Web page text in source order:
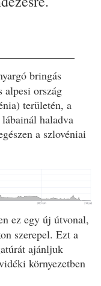
bringás
alpesi ország
területén, a
haladva
a szlovéniai
ez egy új útvonal,
szerepel. Ezt a
ajánljuk
környezetben